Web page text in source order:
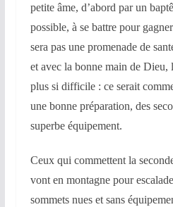
petite âme, d’abord par un
possible, à se battre pour
sera pas une promenade de
et avec la bonne main de Dieu,
plus si difficile : ce serait
une bonne préparation, des
superbe équipement.
Ceux qui commettent la
vont en montagne pour
sommets nues et sans